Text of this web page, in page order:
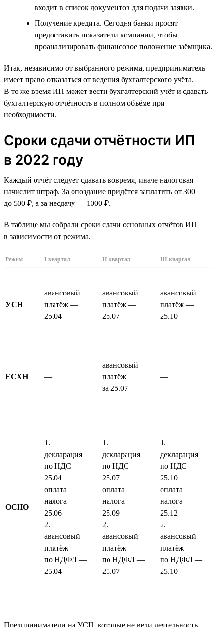
входит в список документов для подачи заявки.
Получение кредита. Сегодня банки просят
предоставить показатели компании, чтобы
проанализировать финансовое положение заёмщика.
Итак, независимо от выбранного режима, предприниматель
имеет право отказаться от ведения бухгалтерского учёта.
В то же время ИП может вести бухгалтерский учёт и сдавать
бухгалтерскую отчётность в полном объёме при
необходимости.
Сроки сдачи отчётности ИП
в 2022 году
Каждый отчёт следует сдавать вовремя, иначе налоговая
начислит штраф. За опоздание придётся заплатить от 300
до 500 ₽, а за несдачу — 1000 ₽.
В таблице мы собрали сроки сдачи основных отчётов ИП
в зависимости от режима.
Режим I квартал II квартал III квартал
УСН
авансовый
платёж —
25.04
авансовый
платёж —
25.07
авансовый
платёж —
25.10
ЕСХН —
авансовый
платёж
за 25.07
—
ОСНО
1.
декларация
по НДС —
25.04
оплата
налога —
25.06
2.
авансовый
платёж
по НДФЛ —
25.04
1.
декларация
по НДС —
25.07
оплата
налога —
25.09
2.
авансовый
платёж
по НДФЛ —
25.07
1.
декларация
по НДС —
25.10
оплата
налога —
25.12
2.
авансовый
платёж
по НДФЛ —
25.10
Предприниматели на УСН, которые не вели деятельность